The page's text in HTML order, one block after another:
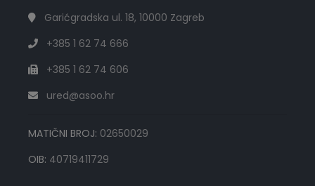
Garićgradska ul. 18, 10000 Zagreb
+385 1 62 74 666
+385 1 62 74 606
ured@asoo.hr
MATIČNI BROJ: 02650029
OIB: 40719411729